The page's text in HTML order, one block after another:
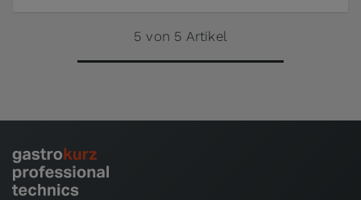
5 von 5 Artikel